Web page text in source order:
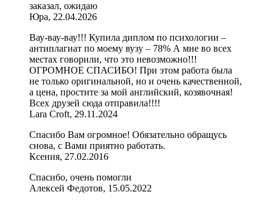
заказал, ожидаю
Юра, 22.04.2026
Вау-вау-вау!!! Купила диплом по психологии –
антиплагиат по моему вузу – 78% А мне во всех
местах говорили, что это невозможно!!!
ОГРОМНОЕ СПАСИБО! При этом работа была
не только оригинальной, но и очень качественной,
а цена, простите за мой английский, козявочная!
Всех друзей сюда отправила!!!!
Lara Croft, 29.11.2024
Спасибо Вам огромное! Обязательно обращусь
снова, с Вами приятно работать.
Ксения, 27.02.2016
Спасибо, очень помогли
Алексей Федотов, 15.05.2022